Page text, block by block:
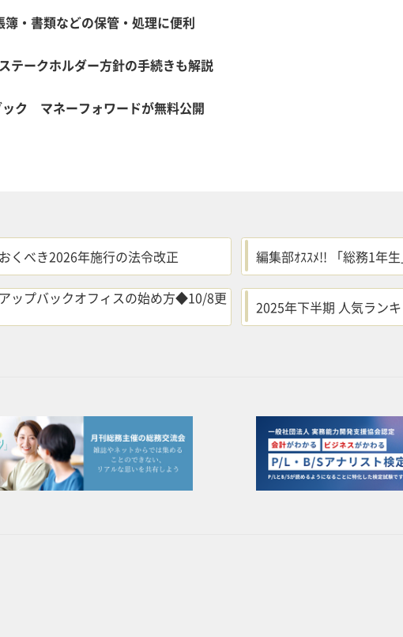
・書類などの保管・処理に便利
ークホルダー方針の手続きも解説
ク マネーフォワードが無料公開
くべき2026年施行の法令改正 編集部ｵｽｽﾒ!! 「総務1年
ップバックオフィスの始め方◆10/8更
2025年下半期 人気ラン